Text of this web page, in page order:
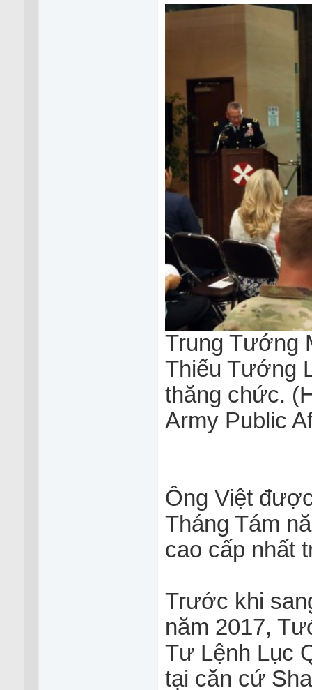
Trung Tướng
Thiếu Tướng
thăng chức.
Army Public
Ông Việt
Tháng Tám
cao cấp nhất
Trước khi
năm 2017,
Tư Lệnh Lục
tại căn cứ